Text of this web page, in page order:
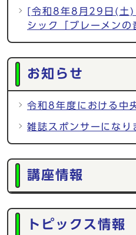
[令和8年8月29日(
シック「ブレーメンの
お知らせ
令和8年度における中
雑誌スポンサーになり
講座情報
トピックス情報